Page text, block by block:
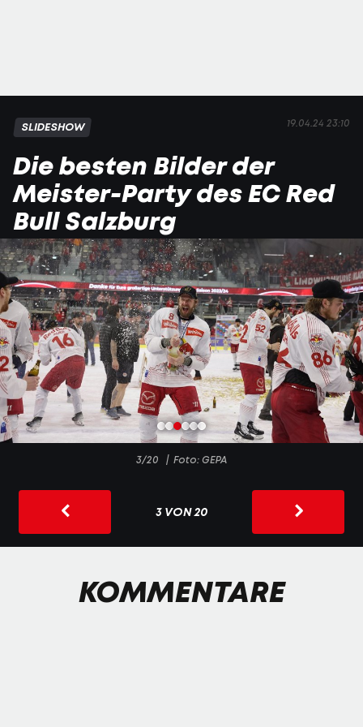
19.04.24 23:10
SLIDESHOW
Die besten Bilder der
Meister-Party des EC Red
Bull Salzburg
3/20 Foto: GEPA
3 VON 20
KOMMENTARE